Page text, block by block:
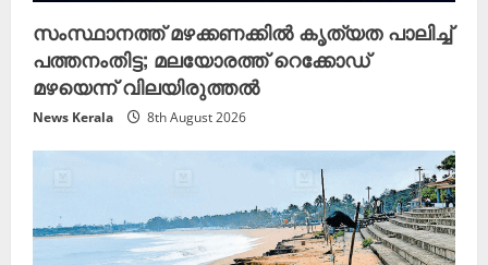
സംസ്ഥാനത്ത് മഴക്കണക്കിൽ കൃത്യത പാലിച്ച്
പത്തനംതിട്ട; മലയോരത്ത് റെക്കോഡ്
മഴയെന്ന് വിലയിരുത്തൽ
News Kerala 8th August 2026